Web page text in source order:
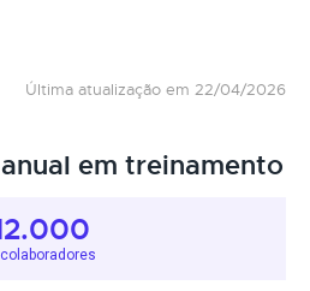
Última atualização em 22/04/2026
em treinamento